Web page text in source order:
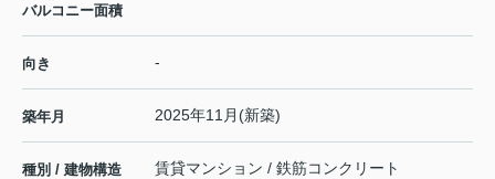
バルコニー面積
向き -
築年月 2025年11月(新築)
種別 / 建物構造 賃貸マンション / 鉄筋コンクリート